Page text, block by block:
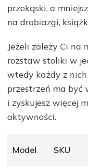
przekąski, a
na drobiazgi,
Jeżeli zależy Ci na
rozstaw stoliki w
wtedy każdy z nich
przestrzeń ma być
i zyskujesz więcej
aktywności.
Model SKU